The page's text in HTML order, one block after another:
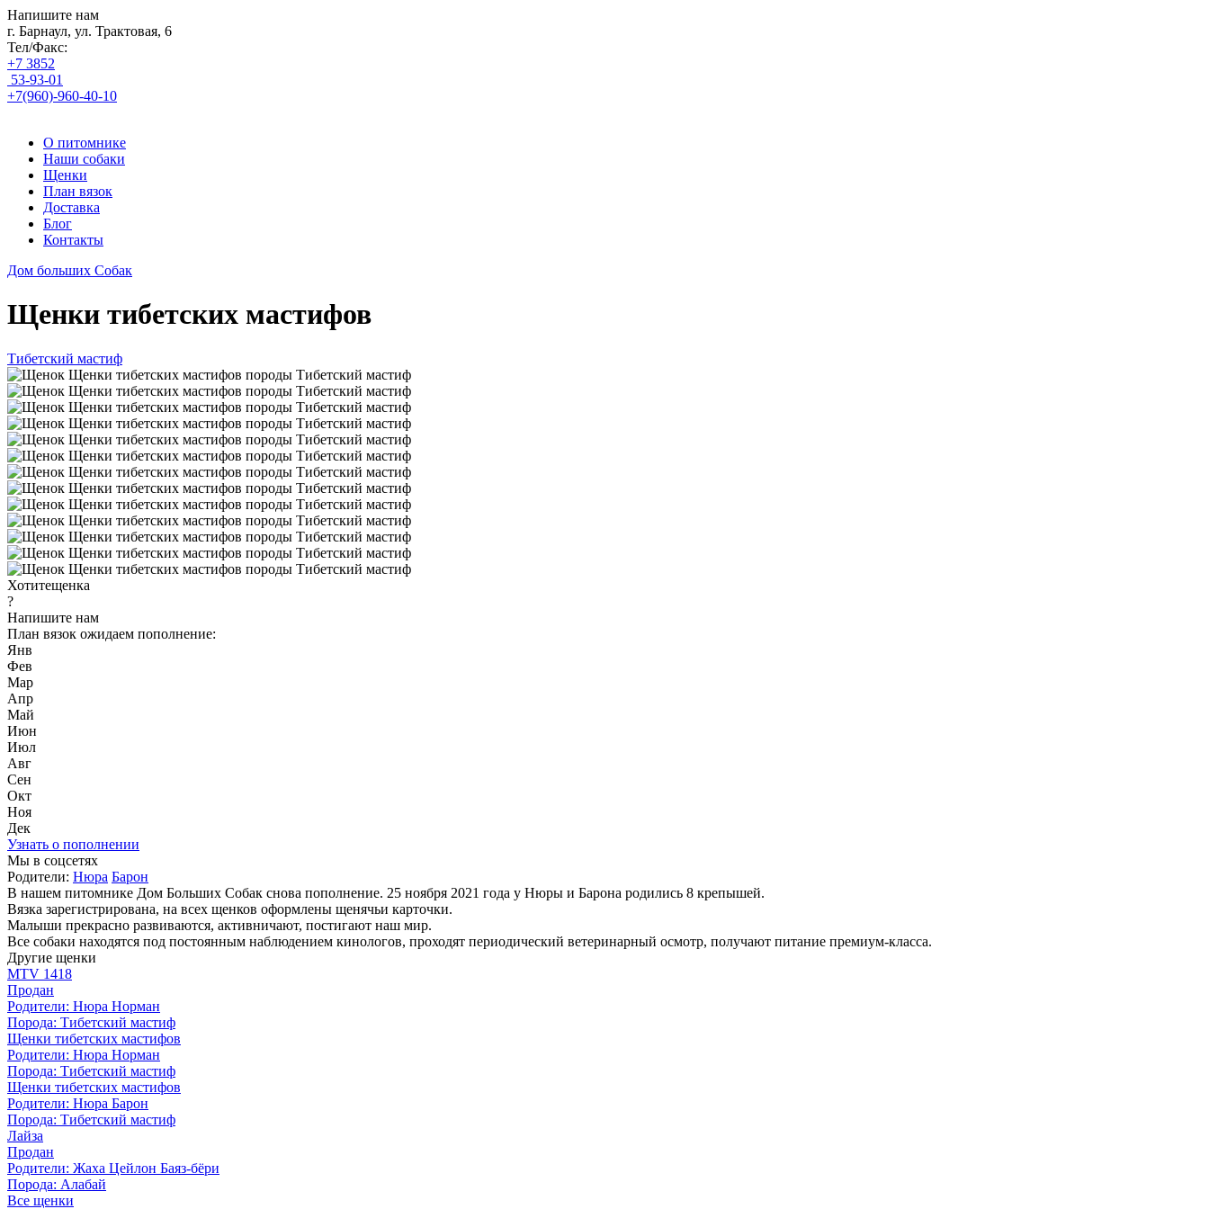
Напишите нам
г. Барнаул, ул. Трактовая, 6
Тел/Факс:
+7 3852
53-93-01
+7(960)-960-40-10
О питомнике
Наши собаки
Щенки
План вязок
Доставка
Блог
Контакты
Дом больших Собак
Щенки тибетских мастифов
Тибетский мастиф
Хотитещенка
?
Напишите нам
План вязок ожидаем пополнение:
Янв
Фев
Мар
Апр
Май
Июн
Июл
Авг
Сен
Окт
Ноя
Дек
Узнать о пополнении
Мы в соцсетях
Родители: Нюра Барон
В нашем питомнике Дом Больших Собак снова пополнение. 25 ноября 2021 года у Нюры и Барона родились 8 крепышей.
Вязка зарегистрирована, на всех щенков оформлены щенячьи карточки.
Малыши прекрасно развиваются, активничают, постигают наш мир.
Все собаки находятся под постоянным наблюдением кинологов, проходят периодический ветеринарный осмотр, получают питание премиум-класса.
Другие щенки
MTV 1418
Продан
Родители: Нюра Норман
Порода: Тибетский мастиф
Щенки тибетских мастифов
Родители: Нюра Норман
Порода: Тибетский мастиф
Щенки тибетских мастифов
Родители: Нюра Барон
Порода: Тибетский мастиф
Лайза
Продан
Родители: Жаха Цейлон Баяз-бёри
Порода: Алабай
Все щенки